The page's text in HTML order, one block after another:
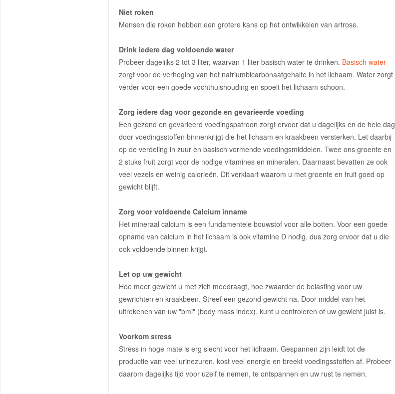
Niet roken
Mensen die roken hebben een grotere kans op het ontwikkelen van artrose.
Drink iedere dag voldoende water
Probeer dagelijks 2 tot 3 liter, waarvan 1 liter basisch water te drinken. Basisch water
zorgt voor de verhoging van het natriumbicarbonaatgehalte in het lichaam. Water zorgt
verder voor een goede vochthuishouding en spoelt het lichaam schoon.
Zorg iedere dag voor gezonde en gevarieerde voeding
Een gezond en gevarieerd voedingspatroon zorgt ervoor dat u dagelijks en de hele dag
door voedingsstoffen binnenkrijgt die het lichaam en kraakbeen versterken. Let daarbij
op de verdeling in zuur en basisch vormende voedingsmiddelen. Twee ons groente en
2 stuks fruit zorgt voor de nodige vitamines en mineralen. Daarnaast bevatten ze ook
veel vezels en weinig calorieën. Dit verklaart waarom u met groente en fruit goed op
gewicht blijft.
Zorg voor voldoende Calcium inname
Het mineraal calcium is een fundamentele bouwstof voor alle botten. Voor een goede
opname van calcium in het lichaam is ook vitamine D nodig, dus zorg ervoor dat u die
ook voldoende binnen krijgt.
Let op uw gewicht
Hoe meer gewicht u met zich meedraagt, hoe zwaarder de belasting voor uw
gewrichten en kraakbeen. Streef een gezond gewicht na. Door middel van het
uitrekenen van uw "bmi" (body mass index), kunt u controleren of uw gewicht juist is.
Voorkom stress
Stress in hoge mate is erg slecht voor het lichaam. Gespannen zijn leidt tot de
productie van veel urinezuren, kost veel energie en breekt voedingsstoffen af. Probeer
daarom dagelijks tijd voor uzelf te nemen, te ontspannen en uw rust te nemen.